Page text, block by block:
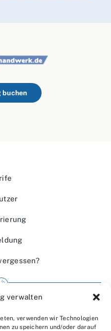
verwalten
verwenden wir Technologien
zu speichern und/oder darauf
buchen
uns